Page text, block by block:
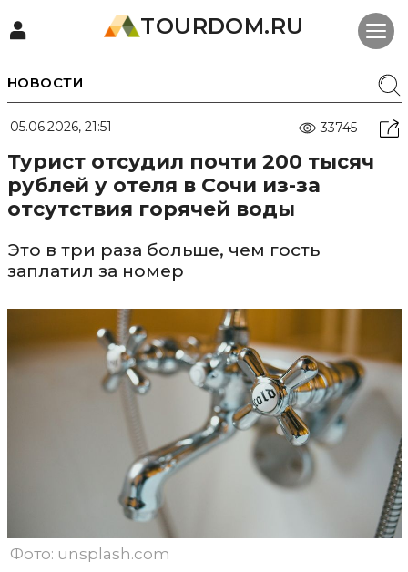
TOURDOM.RU
НОВОСТИ
05.06.2026, 21:51 33745
Турист отсудил почти 200 тысяч
рублей у отеля в Сочи из-за
отсутствия горячей воды
Это в три раза больше, чем гость
заплатил за номер
Фото: unsplash.com